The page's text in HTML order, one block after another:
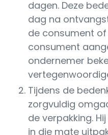
dagen. Deze
dag na
de consument
consument
ondernemer
Tijdens de
zorgvuldig
de verpakking.
in die mate